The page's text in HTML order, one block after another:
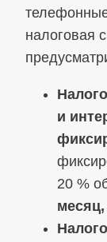
налоговая
и
20 %
месяц,